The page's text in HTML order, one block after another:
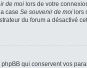
de moi lors de votre
case Se souvenir de moi lors
du forum a désactivé
qui conservent vos